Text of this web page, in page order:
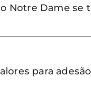
Notre Dame
para